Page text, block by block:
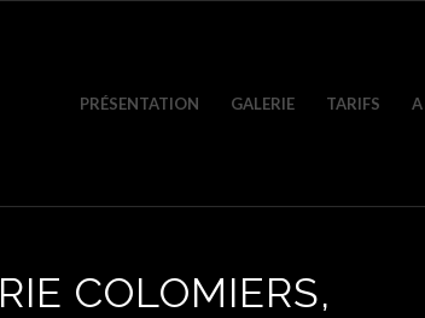
PRÉSENTATION GALERIE TARIFS A
COLOMIERS,